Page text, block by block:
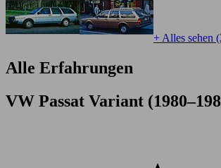
+ Alles sehen
Alle Erfahrungen
VW Passat Variant